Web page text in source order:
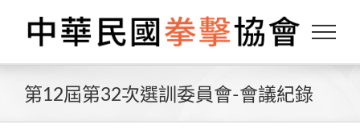
content
第12屆第32次選訓委員會-會議紀錄